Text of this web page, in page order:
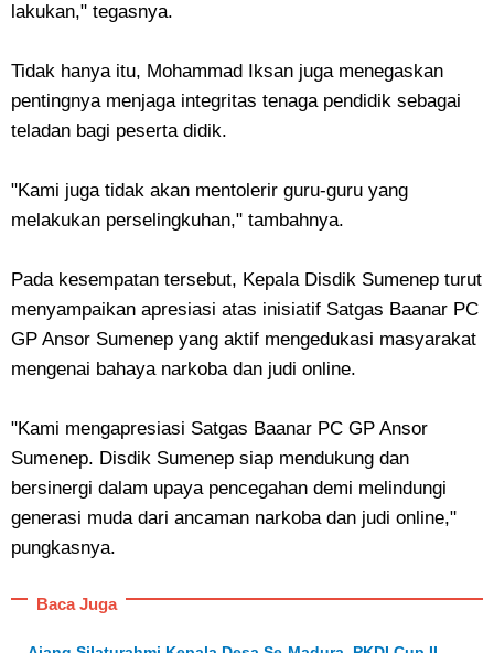
lakukan," tegasnya.
Tidak hanya itu, Mohammad Iksan juga menegaskan
pentingnya menjaga integritas tenaga pendidik sebagai
teladan bagi peserta didik.
"Kami juga tidak akan mentolerir guru-guru yang
melakukan perselingkuhan," tambahnya.
Pada kesempatan tersebut, Kepala Disdik Sumenep turut
menyampaikan apresiasi atas inisiatif Satgas Baanar PC
GP Ansor Sumenep yang aktif mengedukasi masyarakat
mengenai bahaya narkoba dan judi online.
"Kami mengapresiasi Satgas Baanar PC GP Ansor
Sumenep. Disdik Sumenep siap mendukung dan
bersinergi dalam upaya pencegahan demi melindungi
generasi muda dari ancaman narkoba dan judi online,"
pungkasnya.
Baca Juga